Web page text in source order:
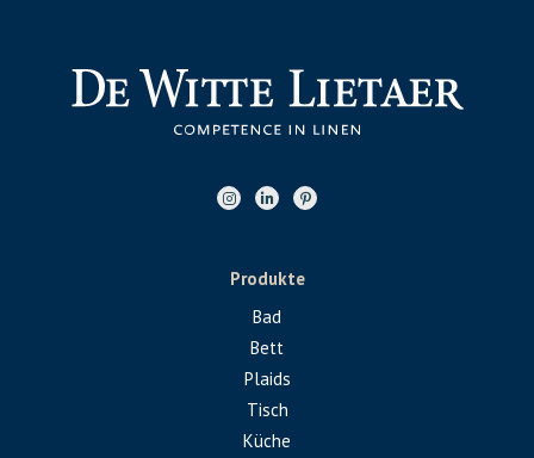
Produkte
Bad
Bett
Plaids
Tisch
Küche